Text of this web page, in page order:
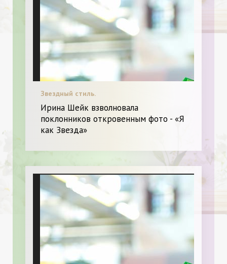
Звездный стиль.
Ирина Шейк взволновала
поклонников откровенным фото - «Я
как Звезда»